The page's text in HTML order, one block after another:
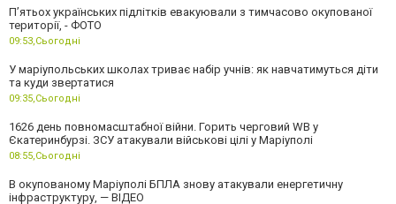
П’ятьох українських підлітків евакуювали з тимчасово окупованої
території, - ФОТО
09:53,Сьогодні
У маріупольських школах триває набір учнів: як навчатимуться діти
та куди звертатися
09:35,Сьогодні
1626 день повномасштабної війни. Горить черговий WB у
Єкатеринбурзі. ЗСУ атакували військові цілі у Маріуполі
08:55,Сьогодні
В окупованому Маріуполі БПЛА знову атакували енергетичну
інфраструктуру, — ВІДЕО